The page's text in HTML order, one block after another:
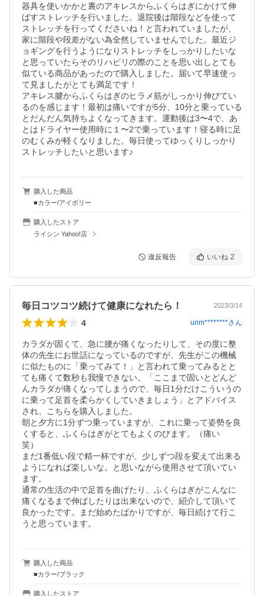
器具を使いかかと裏のアキレスからふくらはぎにかけて伸
ばすストレッチを行いました。退院後は階段などを使って
ストレッチを行ってくださいね！と言われていましたが、
家に階段や段差がない為全然していませんでした。最近ジ
ョギングを行うようになりストレッチをしっかりしたいな
と思っていたらそのリハビリの際のことを思い出しとても
似ている商品があったので購入しました。届いて早速使っ
て見ましたがとても満足です！
アキレス腱からふくらはぎのヒラメ筋がしっかり伸びてい
るのを感じます！最初は痛いですが5分、10分と乗っている
とだんだん気持ちよくなってきます。運動後は3〜4で、あ
とはドライヤー使用時に１〜2で乗っています！寝る時に足
のむくみが軽くなりました。毎日使ってゆっくりしっかり
ストレッチしたいと思います♪
購入した商品
■カラー/アイボリー
購入したストア
ライシン Yahoo!店
違反報告 いいね 2
毎日コツコツ続けて健康になれたら！ 2023/3/14
4 unm********さん
カラダが固くて、急に腰が痛くなったりして、その度に整
体の先生にお世話になっているのですが、先生がこの機械
に似たものに「乗ってみて！」と言われて乗ってみるとと
ても痛くて数秒も我慢できない。「ここまで固いとどんど
んカラダが痛くなってしまうので、毎日1分だけこういうの
に乗って足首を柔らかくしていきましょう」とアドバイス
され、こちらを購入しました。
朝と夕方に1分ずつ乗っていますが、これに乗って姿勢を良
くすると、ふくらはぎがとてもよくのびます。（痛い
笑）
まだ1番低い段で精一杯ですが、少しずつ段を変えて出来る
ようになれば楽しいな。と思いながら使用させて頂いてい
ます。
通常の生活の中で足首を曲げたり、ふくらはぎがこんなに
痛くなるまで伸ばしたりは出来ないので、紹介して頂いて
良かったです。まだ始めたばかりですが、毎日続けて行こ
うと思っています。
購入した商品
■カラー/ブラック
購入したストア